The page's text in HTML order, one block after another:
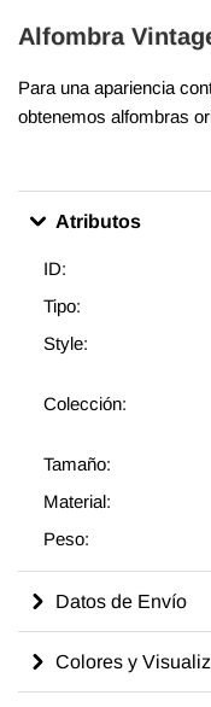
Alfombra
Para una apariencia
obtenemos alfombras
y 70 en excelentes
Además de ser únicas
hacen una decoración
largo del tiempo con
cualquier decoración
nuestro artículo
más información sobre
Atributos
ID:
Tipo:
Style:
Colección:
Tamaño:
Material:
Peso:
Datos de Envío
Colores y